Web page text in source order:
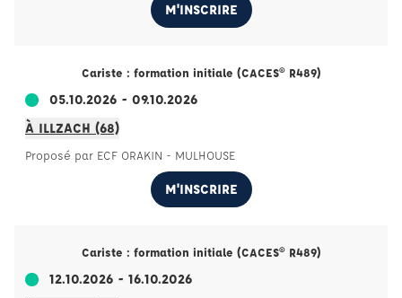
M'INSCRIRE
Cariste : formation initiale (CACES® R489)
05.10.2026 - 09.10.2026
À ILLZACH (68)
Proposé par ECF ORAKIN - MULHOUSE
M'INSCRIRE
Cariste : formation initiale (CACES® R489)
12.10.2026 - 16.10.2026